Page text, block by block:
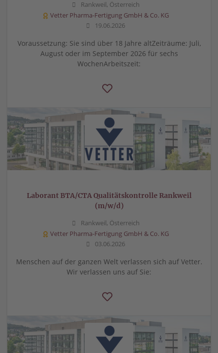
Rankweil, Österreich
Vetter Pharma-Fertigung GmbH & Co. KG
19.06.2026
Voraussetzung: Sie sind über 18 Jahre altZeiträume: Juli,
August oder im September 2026 für sechs
WochenArbeitszeit:
Laborant BTA/CTA Qualitätskontrolle Rankweil
(m/w/d)
Rankweil, Österreich
Vetter Pharma-Fertigung GmbH & Co. KG
03.06.2026
Menschen auf der ganzen Welt verlassen sich auf Vetter.
Wir verlassen uns auf Sie: